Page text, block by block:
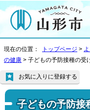
現在の位置： トップページ >
の健康 > 子どもの予防接種の受
子どもの予防接
お気に入りに登録する